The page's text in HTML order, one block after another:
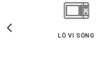
LÒ VI SÓNG